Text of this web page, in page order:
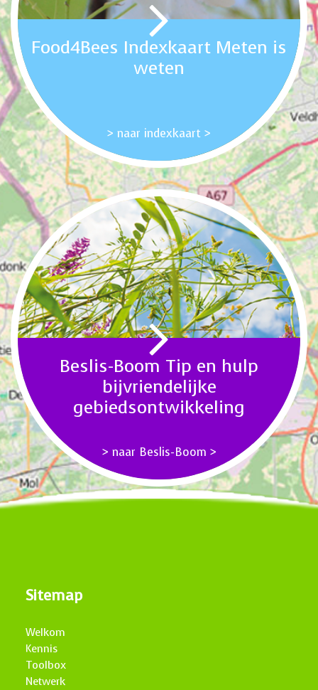
Food4Bees Indexkaart Meten is
weten
> naar indexkaart >
Beslis-Boom Tip en hulp
bijvriendelijke
gebiedsontwikkeling
> naar Beslis-Boom >
Sitemap
Welkom
Kennis
Toolbox
Netwerk